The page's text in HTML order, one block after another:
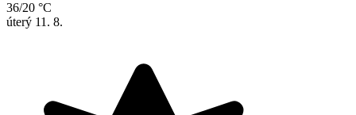
36/20 °C
úterý 11. 8.